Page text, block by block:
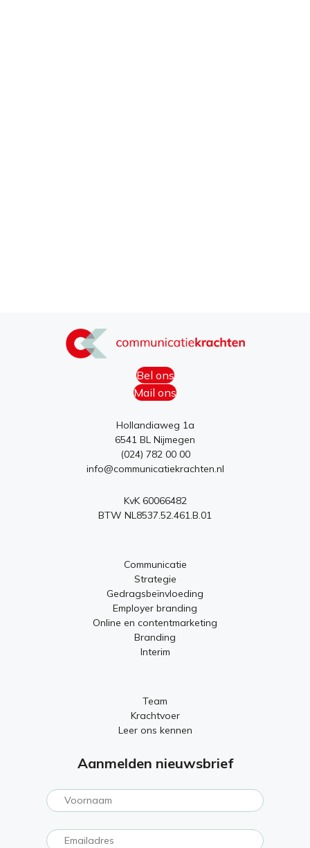
Bel ons
Mail ons
Hollandiaweg 1a
6541 BL Nijmegen
(024) 782 00 00
info@communicatiekrachten.nl
KvK 60066482
BTW NL8537.52.461.B.01
Communicatie
Strategie
Gedragsbeïnvloeding
Employer branding
Online en contentmarketing
Branding
Interim
Team
Krachtvoer
Leer ons kennen
Aanmelden nieuwsbrief